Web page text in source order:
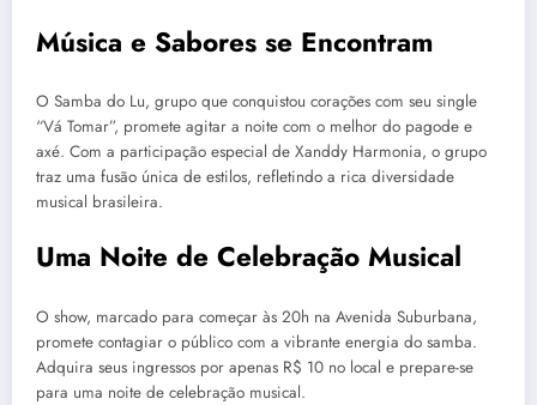
Música e Sabores se Encontram
O Samba do Lu, grupo que conquistou corações com seu single
“Vá Tomar”, promete agitar a noite com o melhor do pagode e
axé. Com a participação especial de Xanddy Harmonia, o grupo
traz uma fusão única de estilos, refletindo a rica diversidade
musical brasileira.
Uma Noite de Celebração Musical
O show, marcado para começar às 20h na Avenida Suburbana,
promete contagiar o público com a vibrante energia do samba.
Adquira seus ingressos por apenas R$ 10 no local e prepare-se
para uma noite de celebração musical.